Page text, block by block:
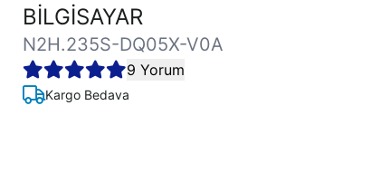
BİLGİSAYAR
N2H.235S-DQ05X-V0A
9 Yorum
Kargo Bedava